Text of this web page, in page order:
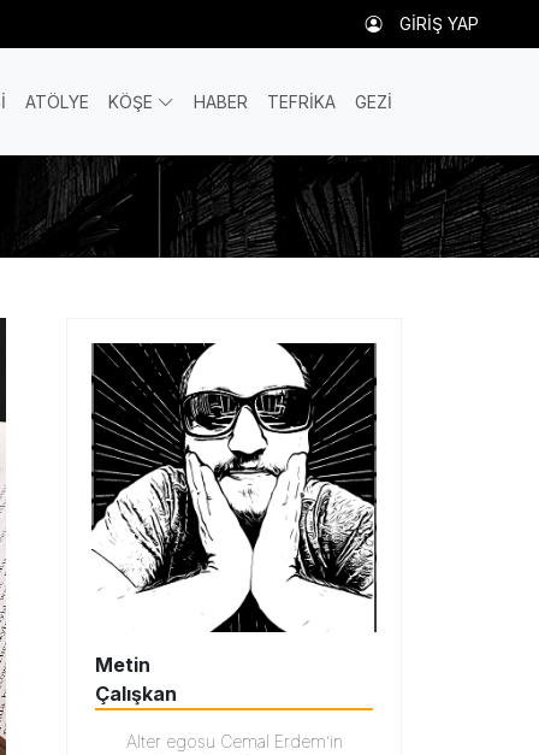
GİRİŞ YAP
ATÖLYE KÖŞE HABER TEFRİKA GEZİ
Metin
Çalışkan
Alter egosu Cemal Erdem’in